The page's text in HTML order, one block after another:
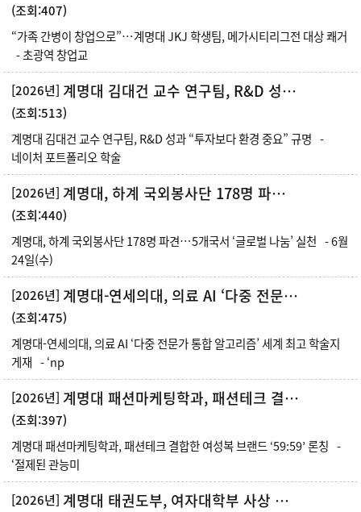
(조회:407)
“가족 간병이 창업으로”…계명대 JKJ 학생팀, 메가시티리그전 대상 쾌거
- 초광역 창업교
[2026년] 계명대 김대건 교수 연구팀, R&D 성과 “투자보다 환경 중요” 규명
(조회:513)
계명대 김대건 교수 연구팀, R&D 성과 “투자보다 환경 중요” 규명 -
네이처 포트폴리오 학술
[2026년] 계명대, 하계 국외봉사단 178명 파견…5개국서 ‘글로벌 나눔’ 실천
(조회:440)
계명대, 하계 국외봉사단 178명 파견…5개국서 ‘글로벌 나눔’ 실천 - 6월
24일(수)
[2026년] 계명대-연세의대, 의료 AI ‘다중 전문가 통합 알고리즘’ 세계 최고 학술지 게재
(조회:475)
계명대-연세의대, 의료 AI ‘다중 전문가 통합 알고리즘’ 세계 최고 학술지
게재 - ‘np
[2026년] 계명대 패션마케팅학과, 패션테크 결합한 여성복 브랜드 ‘59:59’ 론칭
(조회:397)
계명대 패션마케팅학과, 패션테크 결합한 여성복 브랜드 ‘59:59’ 론칭 -
‘절제된 관능미
[2026년] 계명대 태권도부, 여자대학부 사상 첫 종합우승…남자부도 종합 3위 성과